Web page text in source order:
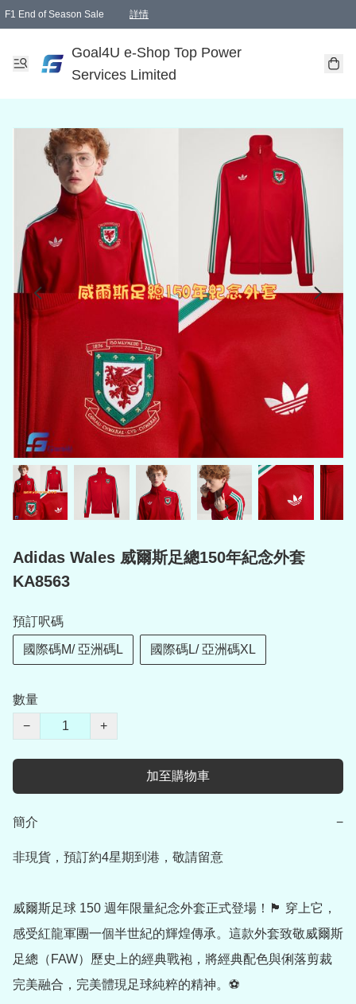
F1 End of Season Sale 詳情
Goal4U e-Shop Top Power
Services Limited
Adidas Wales 威爾斯足總150年紀念外套
KA8563
預訂呎碼
國際碼M/ 亞洲碼L 國際碼L/ 亞洲碼XL
數量
−
+
加至購物車
簡介 −
非現貨，預訂約4星期到港，敬請留意
威爾斯足球 150 週年限量紀念外套正式登場！🏴󠁧󠁢󠁷󠁬󠁳󠁿 穿上它，
感受紅龍軍團一個半世紀的輝煌傳承。這款外套致敬威爾斯
足總（FAW）歷史上的經典戰袍，將經典配色與俐落剪裁
完美融合，完美體現足球純粹的精神。⚽️